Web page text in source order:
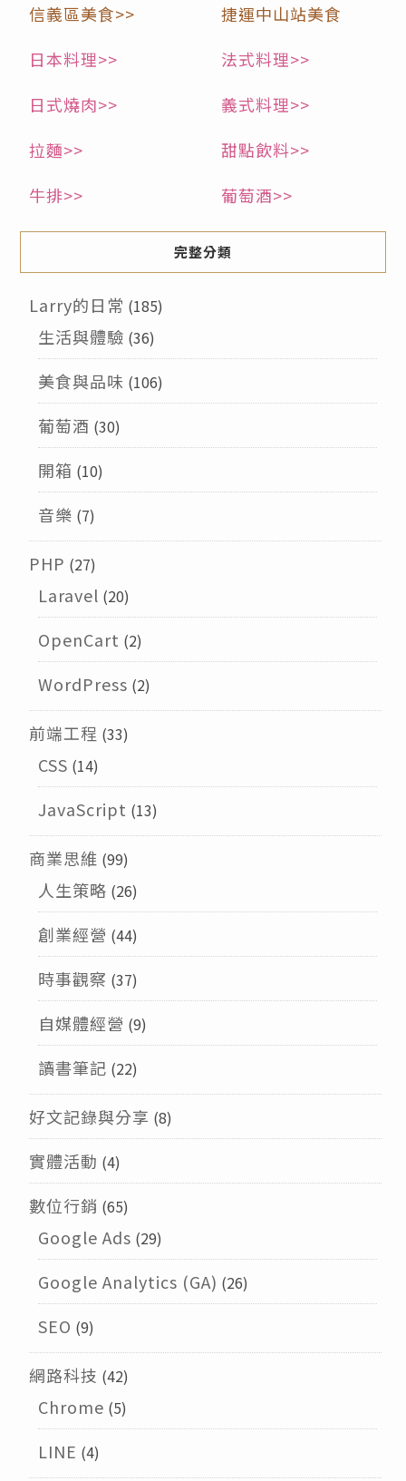
信義區美食>>
捷運中山站美食
日本料理>>
法式料理>>
日式燒肉>>
義式料理>>
拉麵>>
甜點飲料>>
牛排>>
葡萄酒>>
完整分類
Larry的日常 (185)
生活與體驗 (36)
美食與品味 (106)
葡萄酒 (30)
開箱 (10)
音樂 (7)
PHP (27)
Laravel (20)
OpenCart (2)
WordPress (2)
前端工程 (33)
CSS (14)
JavaScript (13)
商業思維 (99)
人生策略 (26)
創業經營 (44)
時事觀察 (37)
自媒體經營 (9)
讀書筆記 (22)
好文記錄與分享 (8)
實體活動 (4)
數位行銷 (65)
Google Ads (29)
Google Analytics (GA) (26)
SEO (9)
網路科技 (42)
Chrome (5)
LINE (4)